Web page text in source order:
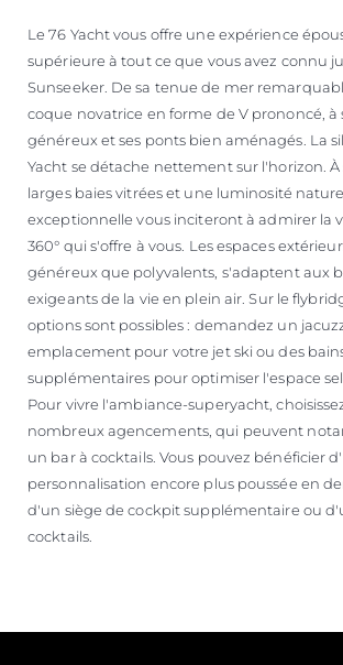
Le 76 Yacht vous offre une expérience
supérieure à tout ce que vous avez connu
Sunseeker. De sa tenue de mer
coque novatrice en forme de V prononcé, à
généreux et ses ponts bien aménagés. La
Yacht se détache nettement sur l'horizon. À
larges baies vitrées et une luminosité
exceptionnelle vous inciteront à admirer la
360° qui s'offre à vous. Les espaces
généreux que polyvalents, s'adaptent aux
exigeants de la vie en plein air. Sur le
options sont possibles : demandez un
emplacement pour votre jet ski ou des
supplémentaires pour optimiser l'espace
Pour vivre l'ambiance-superyacht,
nombreux agencements, qui peuvent
un bar à cocktails. Vous pouvez bénéficier
personnalisation encore plus poussée en
d'un siège de cockpit supplémentaire ou
cocktails.